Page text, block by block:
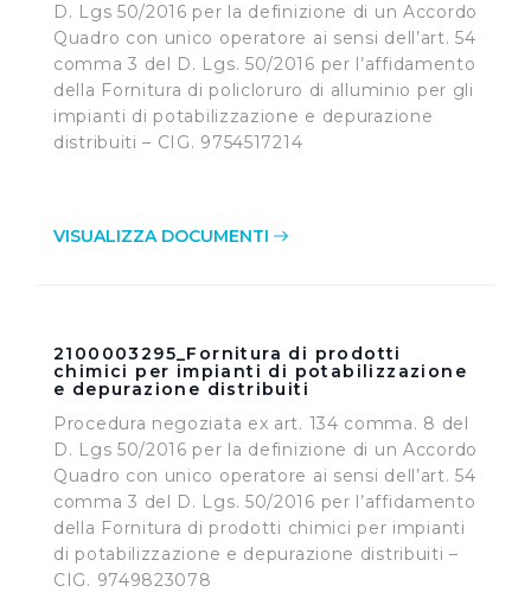
D. Lgs 50/2016 per la definizione di un Accordo
Quadro con unico operatore ai sensi dell’art. 54
comma 3 del D. Lgs. 50/2016 per l’affidamento
della Fornitura di policloruro di alluminio per gli
impianti di potabilizzazione e depurazione
distribuiti – CIG. 9754517214
VISUALIZZA DOCUMENTI
2100003295_Fornitura di prodotti
chimici per impianti di potabilizzazione
e depurazione distribuiti
Procedura negoziata ex art. 134 comma. 8 del
D. Lgs 50/2016 per la definizione di un Accordo
Quadro con unico operatore ai sensi dell’art. 54
comma 3 del D. Lgs. 50/2016 per l’affidamento
della Fornitura di prodotti chimici per impianti
di potabilizzazione e depurazione distribuiti –
CIG. 9749823078